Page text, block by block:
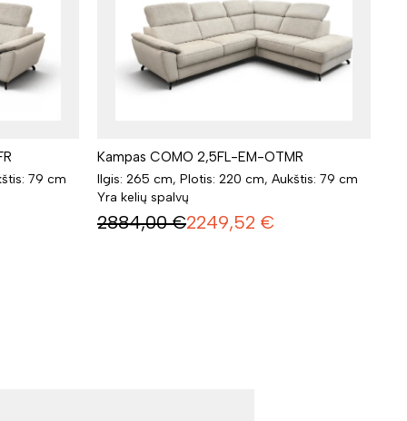
79 cm
Kampas COMO 2,5FL-EM-OTMR
Ilgis: 265 cm, Plotis: 220 cm, Aukštis: 79 cm
Yra kelių spalvų
2884,00 €2249,52 €